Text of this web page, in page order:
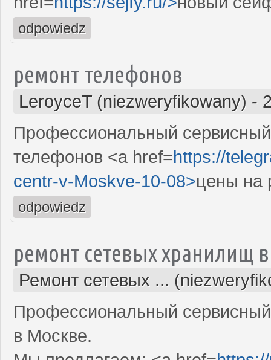
odpowiedz
ремонт телефонов
LeroyceT (niezweryfikowany) -
Профессиональный
телефонов <a href=https://
centr-v-Moskve-10-08>цены на
odpowiedz
ремонт сетевых хранилищ
Ремонт сетевых ...
Профессиональный
в Москве.